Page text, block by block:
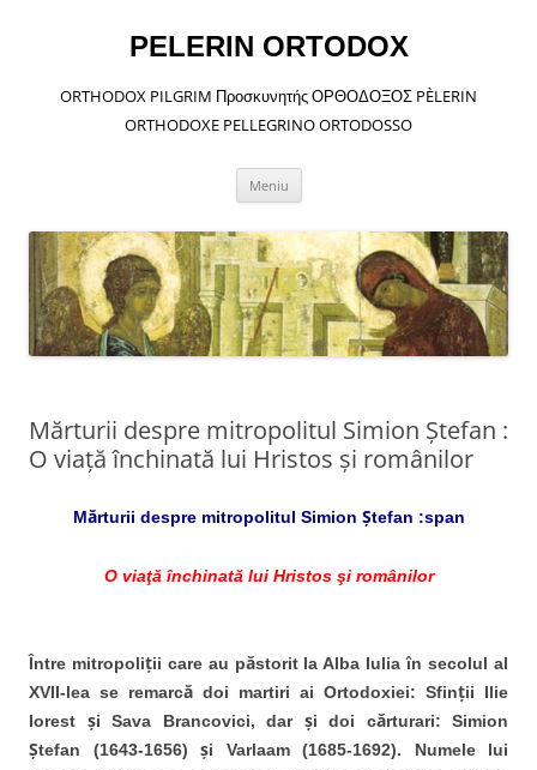
PELERIN ORTODOX
ORTHODOX PILGRIM Προσκυνητής ΟΡΘΟΔΟΞΟΣ PÈLERIN
ORTHODOXE PELLEGRINO ORTODOSSO
Meniu
Mărturii despre mitropolitul Simion Ştefan :
O viaţă închinată lui Hristos şi românilor
Mărturii despre mitropolitul Simion Ştefan :span
O viaţă închinată lui Hristos şi românilor
Între mitropoliţii care au păstorit la Alba Iulia în secolul al
XVII-lea se remarcă doi martiri ai Ortodoxiei: Sfinţii Ilie
Iorest şi Sava Brancovici, dar şi doi cărturari: Simion
Ştefan (1643-1656) şi Varlaam (1685-1692). Numele lui